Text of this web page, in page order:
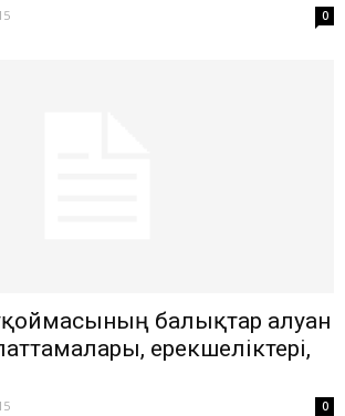
0
балықтар алуан
ерекшеліктері,
0